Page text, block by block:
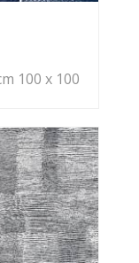
100 x 100